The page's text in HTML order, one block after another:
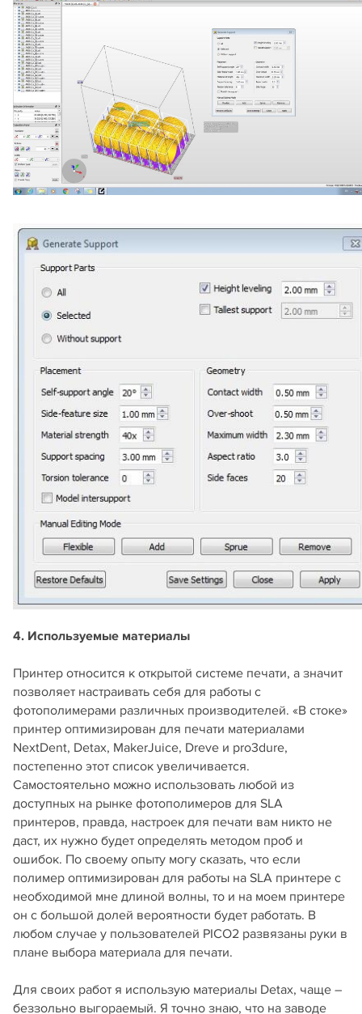
4. Используемые материалы
Принтер относится к открытой системе печати, а значит
позволяет настраивать себя для работы с
фотополимерами различных производителей. «В стоке»
принтер оптимизирован для печати материалами
NextDent, Detax, MakerJuice, Dreve и pro3dure,
постепенно этот список увеличивается.
Самостоятельно можно использовать любой из
доступных на рынке фотополимеров для SLA
принтеров, правда, настроек для печати вам никто не
даст, их нужно будет определять методом проб и
ошибок. По своему опыту могу сказать, что если
полимер оптимизирован для работы на SLA принтере с
необходимой мне длиной волны, то и на моем принтере
он с большой долей вероятности будет работать. В
любом случае у пользователей PICO2 развязаны руки в
плане выбора материала для печати.
Для своих работ я использую материалы Detax, чаще –
беззольно выгораемый. Я точно знаю, что на заводе